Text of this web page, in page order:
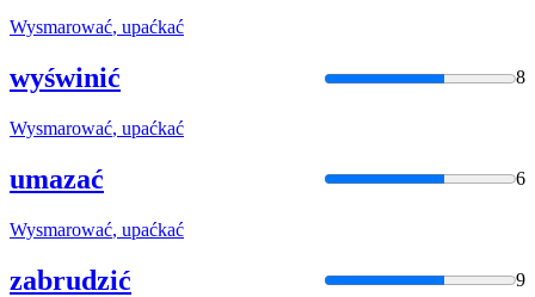
Wysmarować, upaćkać
wyświnić 8
Wysmarować, upaćkać
umazać 6
Wysmarować, upaćkać
zabrudzić 9